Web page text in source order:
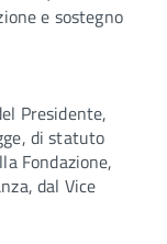
e sostegno
Presidente,
di statuto
Fondazione,
dal Vice